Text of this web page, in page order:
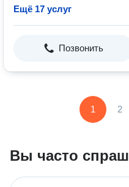
Ещё 17 услуг
Позвонить
1 2
Вы часто